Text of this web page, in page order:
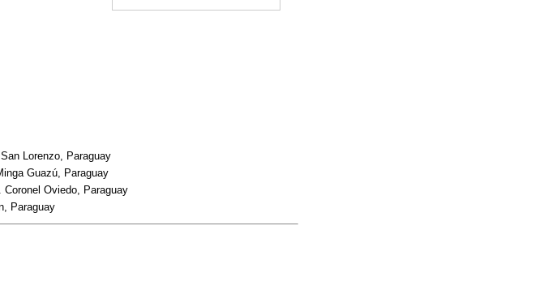
Lorenzo, Paraguay
Guazú, Paraguay
Oviedo, Paraguay
Paraguay